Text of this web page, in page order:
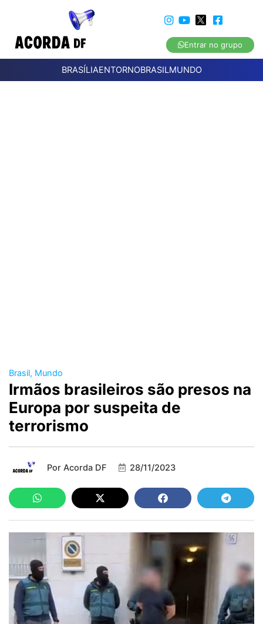
Entrar no grupo
BRASÍLIAENTORNOBRASILMUNDO
Brasil, Mundo
Irmãos brasileiros são presos na
Europa por suspeita de
terrorismo
Por Acorda DF 28/11/2023